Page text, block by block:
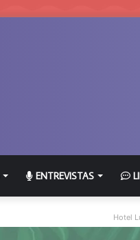
ENTREVISTAS
Hotel